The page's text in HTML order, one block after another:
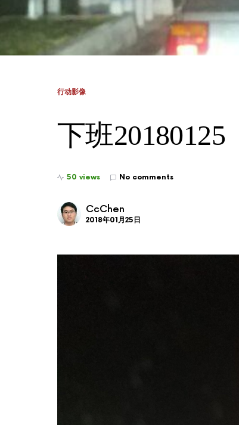
行动影像
下班20180125
50 views No comments
CcChen
2018年01月25日